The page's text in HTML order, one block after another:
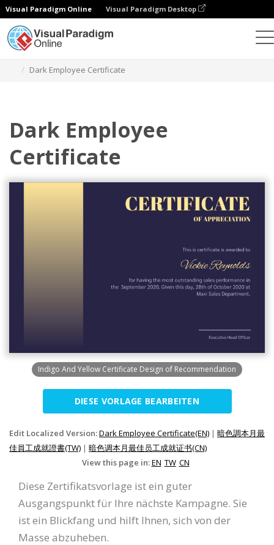
Visual Paradigm Online Visual Paradigm Desktop
Dark Employee Certificate
Dark Employee
Certificate
Indigo And Yellow Certificate Design of Recommendation
DIESE VORLAGE BEARBEITEN
Edit Localized Version:Dark Employee Certificate(EN) | 暗色調本月最
佳員工成就證書(TW) | 暗色调本月最佳员工成就证书(CN)
View this page in:EN TW CN
Diese Zertifikatsvorlage ist ein guter
Ausgangspunkt für Ihre nächste Kampagne. Sie
ist ein Blickfang und hilft Ihnen, sich von der
Masse abzuheben.